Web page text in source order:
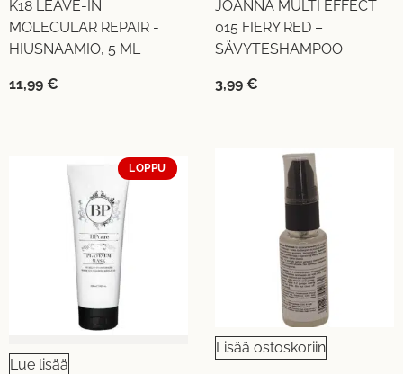
K18 LEAVE-IN
MOLECULAR REPAIR -
HIUSNAAMIO, 5 ML
11,99 €
JOANNA MULTI EFFECT
015 FIERY RED –
SÄVYTESHAMPOO
3,99 €
LOPPU
Lue lisää
Lisää ostoskoriin